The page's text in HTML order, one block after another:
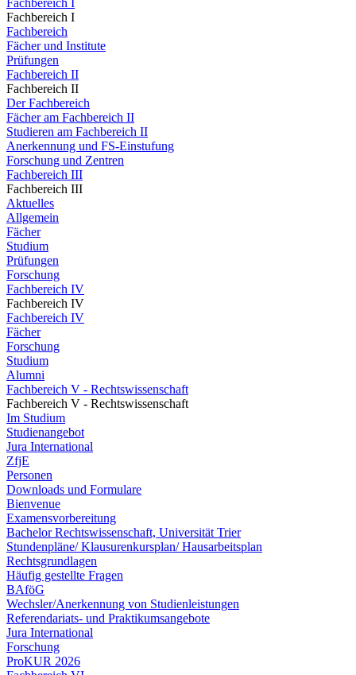
Fachbereich I
Fachbereich I
Fachbereich
Fächer und Institute
Prüfungen
Fachbereich II
Fachbereich II
Der Fachbereich
Fächer am Fachbereich II
Studieren am Fachbereich II
Anerkennung und FS-Einstufung
Forschung und Zentren
Fachbereich III
Fachbereich III
Aktuelles
Allgemein
Fächer
Studium
Prüfungen
Forschung
Fachbereich IV
Fachbereich IV
Fachbereich IV
Fächer
Forschung
Studium
Alumni
Fachbereich V - Rechtswissenschaft
Fachbereich V - Rechtswissenschaft
Im Studium
Studienangebot
Jura International
ZfjE
Personen
Downloads und Formulare
Bienvenue
Examensvorbereitung
Bachelor Rechtswissenschaft, Universität Trier
Stundenpläne/ Klausurenkursplan/ Hausarbeitsplan
Rechtsgrundlagen
Häufig gestellte Fragen
BAföG
Wechsler/Anerkennung von Studienleistungen
Referendariats- und Praktikumsangebote
Jura International
Forschung
ProKUR 2026